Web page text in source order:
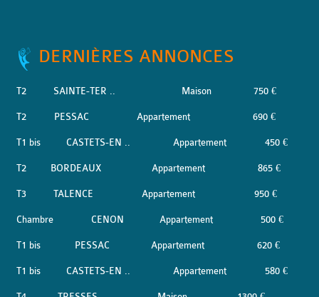
DERNIÈRES ANNONCES
T2 SAINTE-TER .. Maison 750 €
T2 PESSAC Appartement 690 €
T1 bis CASTETS-EN .. Appartement 450 €
T2 BORDEAUX Appartement 865 €
T3 TALENCE Appartement 950 €
Chambre CENON Appartement 500 €
T1 bis PESSAC Appartement 620 €
T1 bis CASTETS-EN .. Appartement 580 €